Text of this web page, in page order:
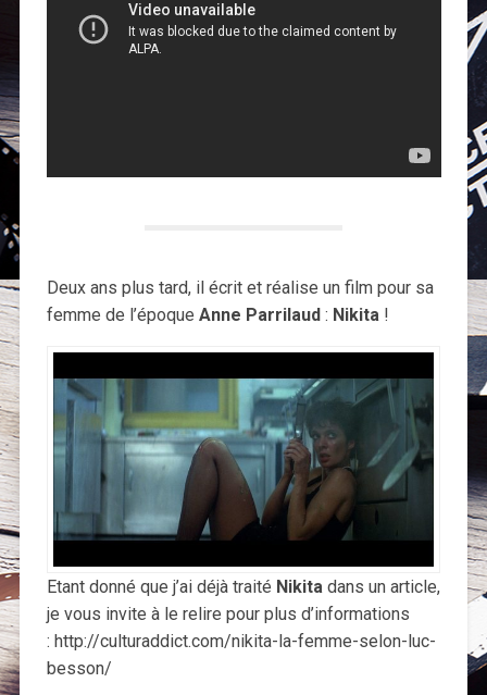
Deux ans plus tard, il écrit et réalise un film pour sa
femme de l’époque Anne Parrilaud : Nikita!
Etant donné que j’ai déjà traité Nikitadans un article,
je vous invite à le relire pour plus d’informations
: http://culturaddict.com/nikita-la-femme-selon-luc-
besson/